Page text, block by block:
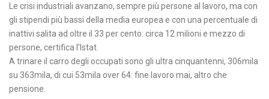
Le crisi industriali avanzano, sempre più persone al lavoro, ma con
gli stipendi più bassi della media europea e con una percentuale di
inattivi salita ad oltre il 33 per cento: circa 12 milioni e mezzo di
persone, certifica l’Istat.
A trinare il carro degli occupati sono gli ultra cinquantenni, 306mila
su 363mila, di cui 53mila over 64: fine lavoro mai, altro che
pensione.